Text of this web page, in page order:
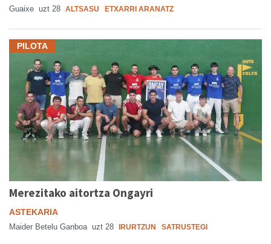
Guaixe uzt 28 ALTSASU ETXARRI ARANATZ
PILOTA
Merezitako aitortza Ongayri
ASTEKARIA
Maider Betelu Ganboa uzt 28 IRURTZUN SATRUSTEGI